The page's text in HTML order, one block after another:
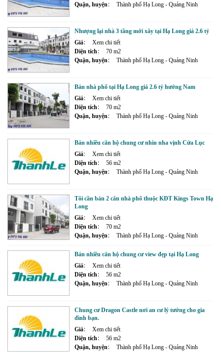
Quận, huyện
Thành phố Hạ Long - Quảng Ninh
Nhượng lại nhà 3 tầng mới xây tại Hạ Long giá 2.6 tỷ
Giá
Xem chi tiết
Diện tích
70 m2
Quận, huyện
Thành phố Hạ Long - Quảng Ninh
Bán nhà phố tại Hạ Long giá 2.6 tỷ hướng Nam
Giá
Xem chi tiết
Diện tích
70 m2
Quận, huyện
Thành phố Hạ Long - Quảng Ninh
Bán nhiều căn hộ chung cư nhìn nha vịnh Cửa Lục
Giá
Xem chi tiết
Diện tích
56 m2
Quận, huyện
Thành phố Hạ Long - Quảng Ninh
Tôi cần bán 2 căn nhà phố thuộc KĐT Kings Town Hạ
Long
Giá
Xem chi tiết
Diện tích
70 m2
Quận, huyện
Thành phố Hạ Long - Quảng Ninh
Bán nhiều căn hộ chung cư view đẹp tại Hạ Long
Giá
Xem chi tiết
Diện tích
56 m2
Quận, huyện
Thành phố Hạ Long - Quảng Ninh
Chung cư Dragon Castle nơi an cư lý tưởng cho gia
đình bạn.
Giá
Xem chi tiết
Diện tích
56 m2
Quận, huyện
Thành phố Hạ Long - Quảng Ninh